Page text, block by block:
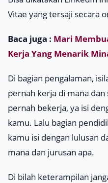
Vitae yang tersaji secara
Baca juga : Mari
Kerja Yang Menarik
Di bagian pengalaman,
pernah kerja di mana dan
pernah bekerja, ya isi
kamu. Lalu bagian
kamu isi dengan lulusan
mana dan jurusan apa.
Di bilah keterampilan